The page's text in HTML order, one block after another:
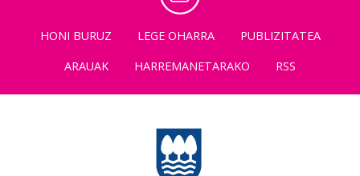
HONI BURUZ LEGE OHARRA
PUBLIZITATEA
ARAUAK
HARREMANETARAKO RSS